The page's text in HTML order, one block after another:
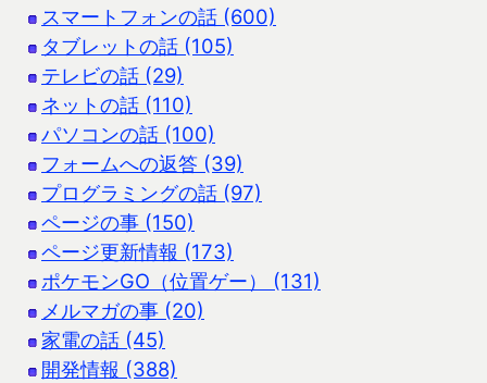
スマートフォンの話 (600)
タブレットの話 (105)
テレビの話 (29)
ネットの話 (110)
パソコンの話 (100)
フォームへの返答 (39)
プログラミングの話 (97)
ページの事 (150)
ページ更新情報 (173)
ポケモンGO（位置ゲー） (131)
メルマガの事 (20)
家電の話 (45)
開発情報 (388)